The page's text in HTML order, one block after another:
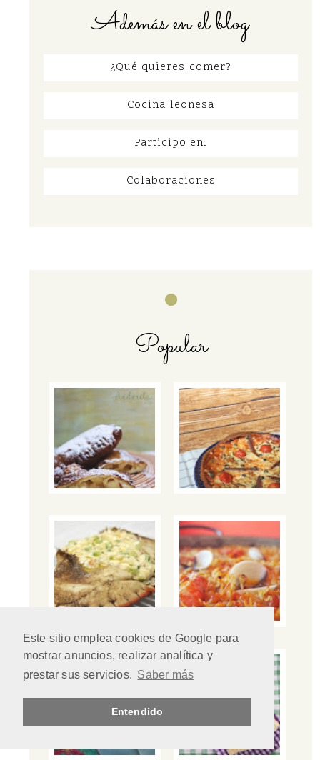
Este sitio emplea cookies de Google para
mostrar anuncios, realizar analítica y
prestar sus servicios. Saber más
Entendido
Además en el blog
¿Qué quieres comer?
Cocina leonesa
Participo en:
Colaboraciones
Popular